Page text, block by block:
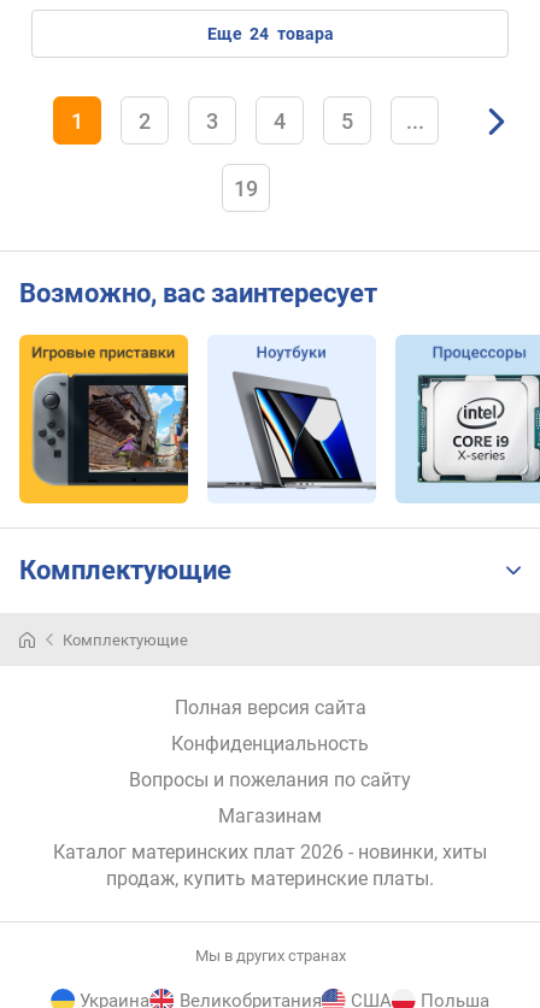
в
C
1
л
о
т
о
в
P
C
4
ш
о
C
8
еще 24 товара
1 2 3 4 5 ...
19
Возможно, вас заинтересует
Комплектующие
Комплектующие
Полная версия сайта
Конфиденциальность
Вопросы и пожелания по сайту
Магазинам
Каталог материнских плат 2026 - новинки, хиты
продаж, купить материнские платы.
Мы в других странах
Украина Великобритания США Польша